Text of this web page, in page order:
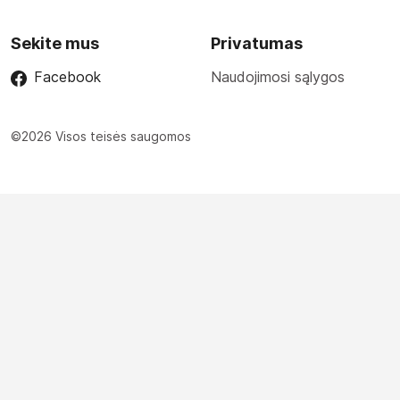
Sekite mus
Facebook
Privatumas
Naudojimosi sąlygos
©2026 Visos teisės saugomos